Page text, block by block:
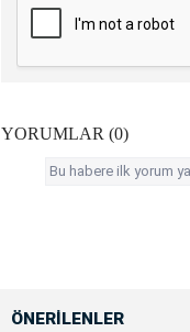
YORUMLAR (0)
Bu habere ilk yorum
ÖNERİLENLER